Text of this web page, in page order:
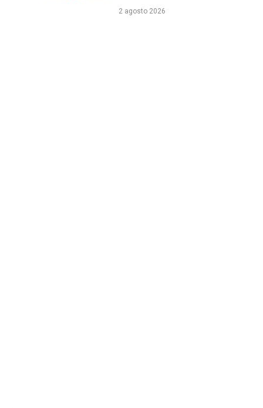
2 agosto 2026